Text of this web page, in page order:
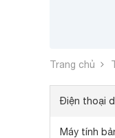
Trang chủ
Điện thoại
Máy tính